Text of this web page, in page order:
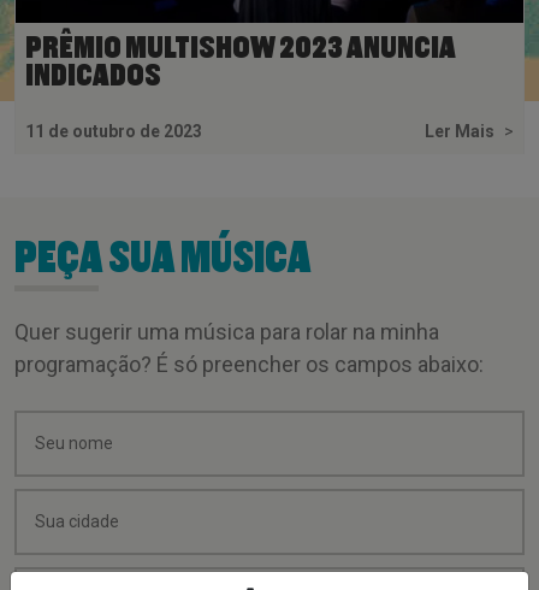
PRÊMIO MULTISHOW 2023 ANUNCIA
INDICADOS
11 de outubro de 2023 Ler Mais >
PEÇA SUA MÚSICA
Quer sugerir uma música para rolar na minha
programação? É só preencher os campos abaixo: